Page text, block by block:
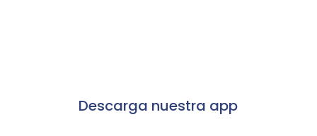
Descarga nuestra app